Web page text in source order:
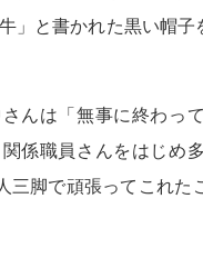
」と書かれた黒い帽
んは「無事に終わっ
係職員さんをはじめ
三脚で頑張ってこれた